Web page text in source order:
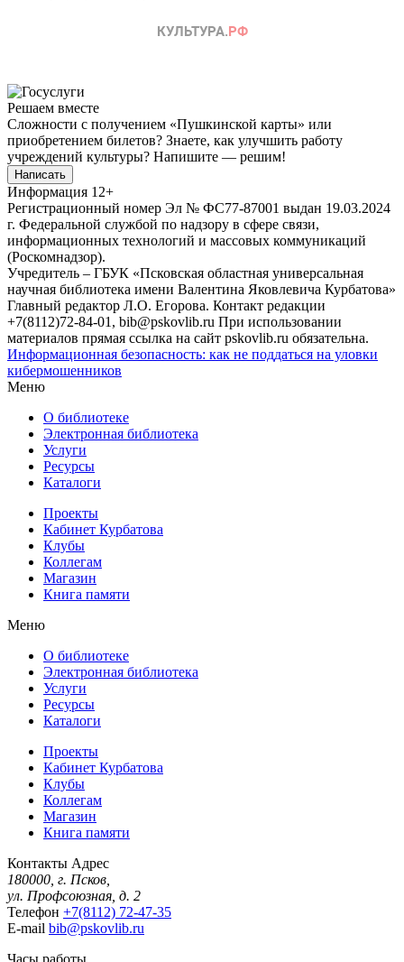
Решаем вместе
Сложности с получением «Пушкинской карты» или
приобретением билетов? Знаете, как улучшить работу
учреждений культуры? Напишите — решим!
Написать
Информация 12+
Регистрационный номер Эл № ФС77-87001 выдан 19.03.2024
г. Федеральной службой по надзору в сфере связи,
информационных технологий и массовых коммуникаций
(Роскомнадзор).
Учредитель – ГБУК «Псковская областная универсальная
научная библиотека имени Валентина Яковлевича Курбатова»
Главный редактор Л.О. Егорова. Контакт редакции
+7(8112)72-84-01, bib@pskovlib.ru При использовании
материалов прямая ссылка на сайт pskovlib.ru обязательна.
Информационная безопасность: как не поддаться на уловки
кибермошенников
Меню
О библиотеке
Электронная библиотека
Услуги
Ресурсы
Каталоги
Проекты
Кабинет Курбатова
Клубы
Коллегам
Магазин
Книга памяти
Меню
О библиотеке
Электронная библиотека
Услуги
Ресурсы
Каталоги
Проекты
Кабинет Курбатова
Клубы
Коллегам
Магазин
Книга памяти
Контакты Адрес
180000, г. Псков,
ул. Профсоюзная, д. 2
Телефон +7(8112) 72-47-35
E-mail bib@pskovlib.ru
Часы работы